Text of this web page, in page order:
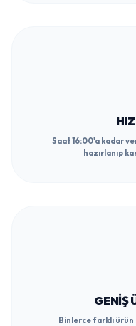
Saat 16:00'a kadar
hazırlanıp
GENIŞ
Binlerce farklı ürün